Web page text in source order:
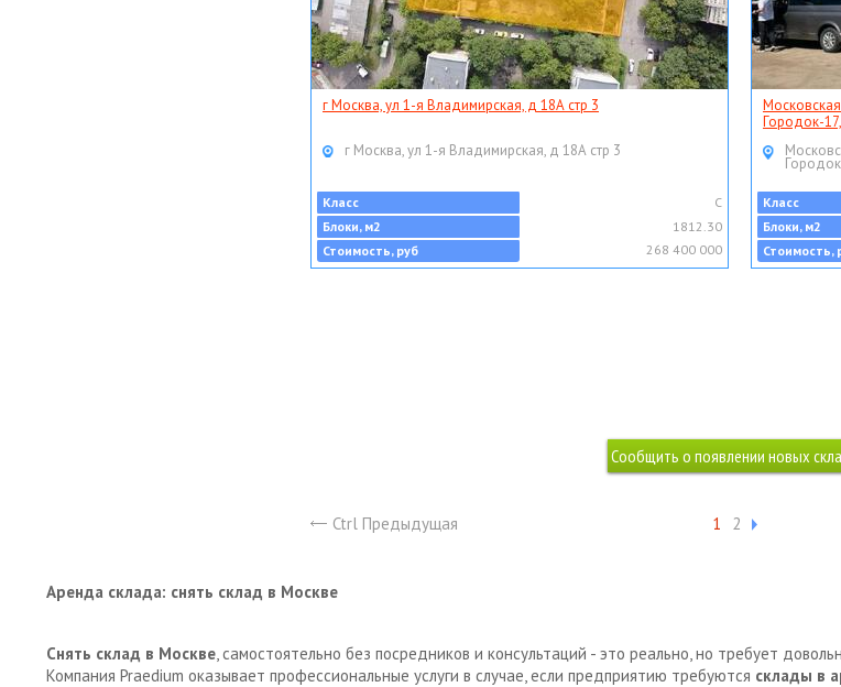
г Москва, ул 1-я Владимирская, д 18А стр 3
г Москва, ул 1-я Владимирская, д 18А стр 3
Класс
C
Блоки, м2
1812.30
Стоимость, руб
268 400 000
Городок-
Класс
Блоки, м2
Стоимость,
Ctrl Предыдущая 1 2
Аренда склада: снять склад в Москве
Снять склад в Москве, самостоятельно без посредников и консультаций - это реально, но требует
Компания Praedium оказывает профессиональные услуги в случае, если предприятию требуются склады в